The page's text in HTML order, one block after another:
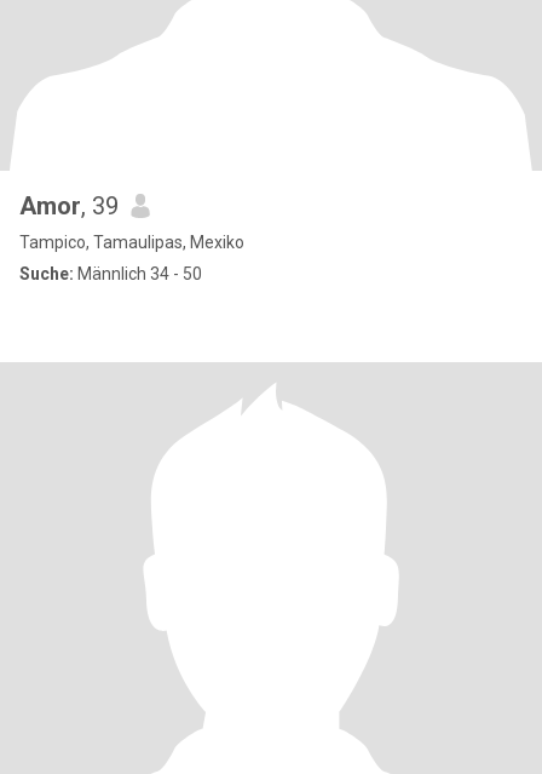
Amor, 39
Tampico, Tamaulipas, Mexiko
Suche: Männlich 34 - 50